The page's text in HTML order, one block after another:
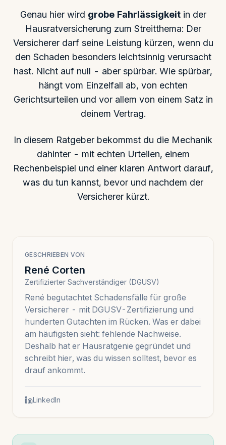
Genau hier wird grobe Fahrlässigkeitin der
Hausratversicherung zum Streitthema: Der
Versicherer darf seine Leistung kürzen, wenn du
den Schaden besonders leichtsinnig verursacht
hast. Nicht auf null - aber spürbar. Wie spürbar,
hängt vom Einzelfall ab, von echten
Gerichtsurteilen und vor allem von einem Satz in
deinem Vertrag.
In diesem Ratgeber bekommst du die Mechanik
dahinter - mit echten Urteilen, einem
Rechenbeispiel und einer klaren Antwort darauf,
was du tun kannst, bevor und nachdem der
Versicherer kürzt.
GESCHRIEBEN VON
René Corten
Zertifizierter Sachverständiger (DGUSV)
René begutachtet Schadensfälle für große
Versicherer - mit DGUSV-Zertifizierung und
hunderten Gutachten im Rücken. Was er dabei
am häufigsten sieht: fehlende Nachweise.
Deshalb hat er Hausratgenie gegründet und
schreibt hier, was du wissen solltest, bevor es
drauf ankommt.
LinkedIn